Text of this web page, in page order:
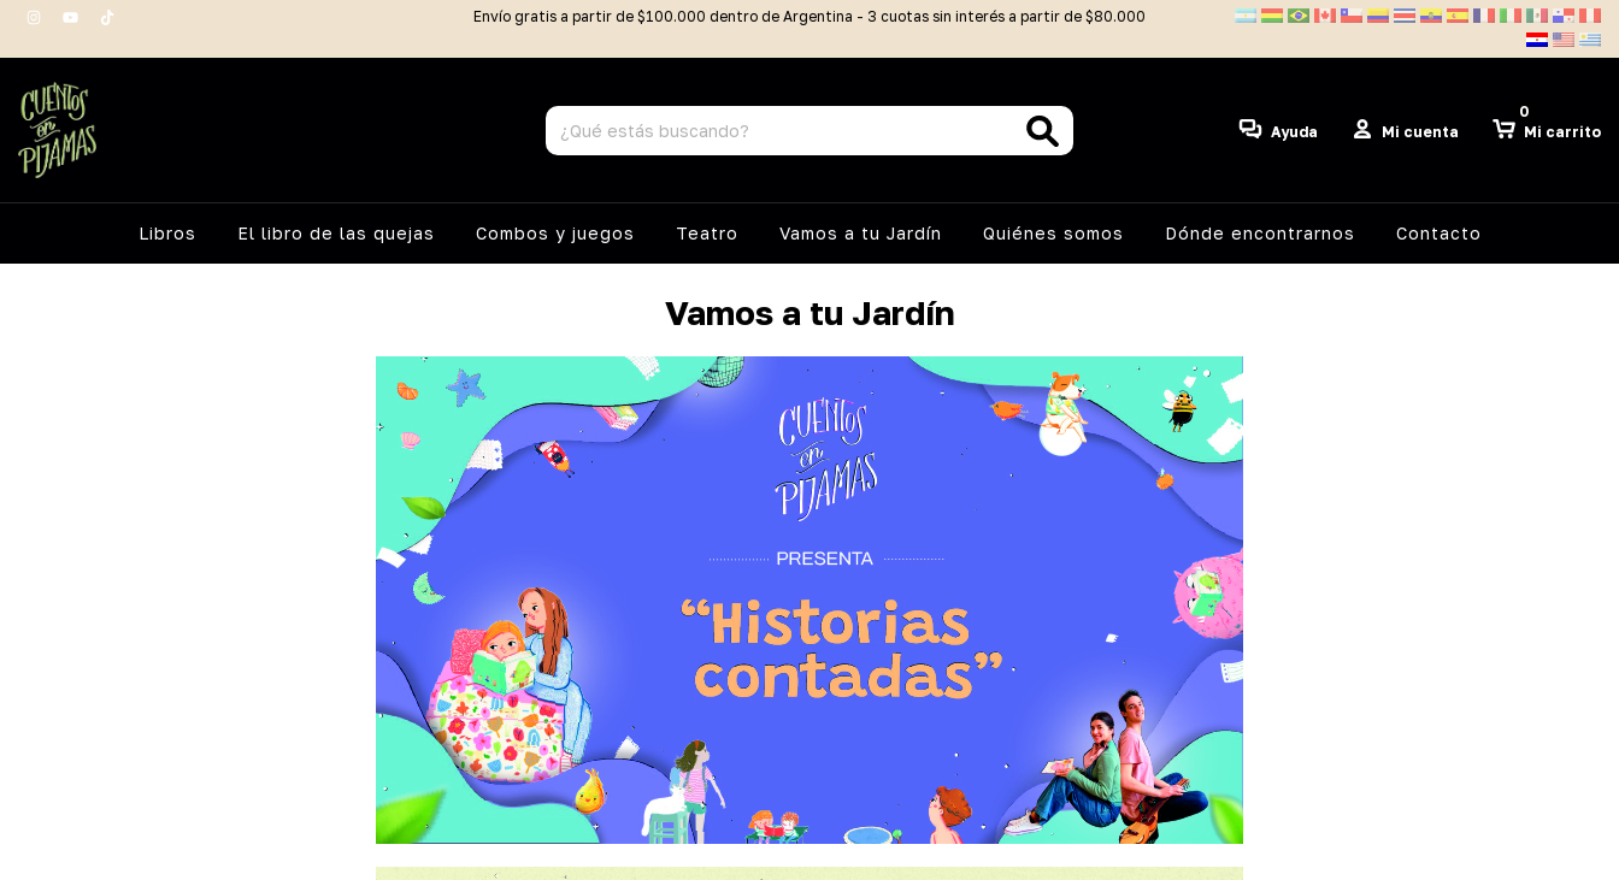
Envío gratis a partir de $100.000 dentro de Argentina - 3 cuotas sin interés a partir de $80.000
Ayuda Mi cuenta Mi carrito
0
Libros El libro de las quejas Combos y juegos Teatro Vamos a tu Jardín Quiénes somos Dónde encontrarnos Contacto
Vamos a tu Jardín